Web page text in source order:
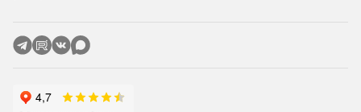
устройстве автомобилей от крупных узлов и
агрегатов до запчастей с их кодами, наименованиями
«Нормы»– предназначен для расчета стоимости